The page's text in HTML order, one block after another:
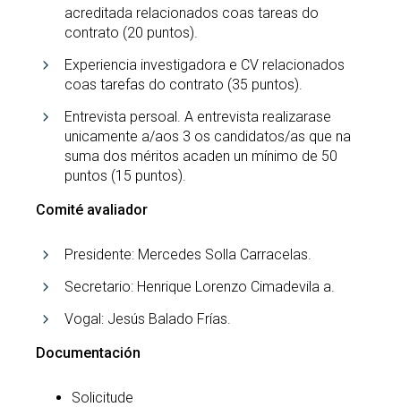
acreditada relacionados coas tareas do
contrato (20 puntos).
Experiencia investigadora e CV relacionados
coas tarefas do contrato (35 puntos).
Entrevista persoal. A entrevista realizarase
unicamente a/aos 3 os candidatos/as que na
suma dos méritos acaden un mínimo de 50
puntos (15 puntos).
Comité avaliador
Presidente: Mercedes Solla Carracelas.
Secretario: Henrique Lorenzo Cimadevila a.
Vogal: Jesús Balado Frías.
Documentación
Solicitude